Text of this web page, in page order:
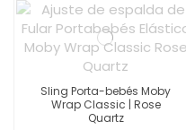
Sling Porta-bebés Moby
Wrap Classic | Rose
Quartz